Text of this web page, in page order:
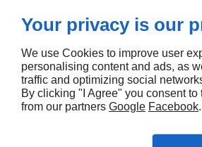
Mentions légales
Linkeo
Your privacy is our
We use Cookies to improve user
personalising content and ads, as
traffic and optimizing social
By clicking "I Agree" you consent
from our partners Google Facebook.